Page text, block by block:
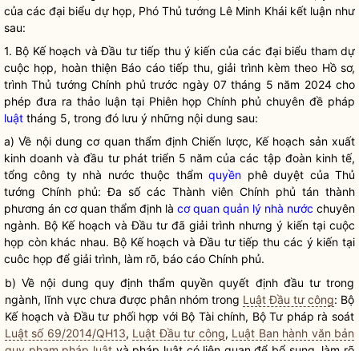
của các đại biểu dự họp, Phó Thủ tướng Lê Minh Khái kết luận như
sau:
1. Bộ Kế hoạch và Đầu tư tiếp thu ý kiến của các đại biểu tham dự
cuộc họp, hoàn thiện Báo cáo tiếp thu, giải trình kèm theo Hồ sơ,
trình Thủ tướng Chính phủ trước ngày 07 tháng 5 năm 2024 cho
phép đưa ra thảo luận tại Phiên họp Chính phủ chuyên đề pháp
luật tháng 5, trong đó lưu ý những nội dung sau:
a) Về nội dung cơ quan thẩm định Chiến lược, Kế hoạch sản xuất
kinh doanh và đầu tư phát triển 5 năm của các tập đoàn kinh tế,
tổng công ty nhà nước thuộc thẩmquyền phê duyệt của Thủ
tướng Chính phủ: Đa số các Thành viên Chính phủ tán thành
phương án cơ quan thẩm định là cơ quan quản lý nhà nước chuyên
ngành. Bộ Kế hoạch và Đầu tư đã giải trình nhưng ý kiến tại cuộc
họp còn khác nhau. Bộ Kế hoạch và Đầu tư tiếp thu các ý kiến tại
cuôc họp để giải trình, làm rõ, báo cáo Chính phủ.
b) Về nội dung quy định thẩmquyền quyết định đầu tư trong
ngành, lĩnh vực chưa được phân nhóm trong Luật Đầu tư công: Bộ
Kế hoạch và Đầu tư phối hợp với Bộ Tài chính, Bộ Tư pháp rà soát
Luật số 69/2014/QH13, Luật Đầu tư công, Luật Ban hành văn bản